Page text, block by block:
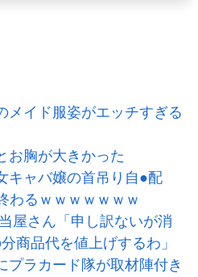
メイド服姿がエッチすぎる
お胸が大きかった
キャバ嬢の首吊り自●配
わるｗｗｗｗｗｗｗ
屋さん「申し訳ないが消
商品代を値上げするわ」
プラカード隊が取材陣付き